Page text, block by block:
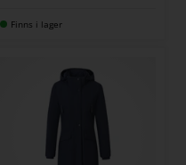
Finns i lager